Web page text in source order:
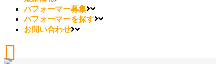
パフォーマー募集
パフォーマーを探す
お問い合わせ